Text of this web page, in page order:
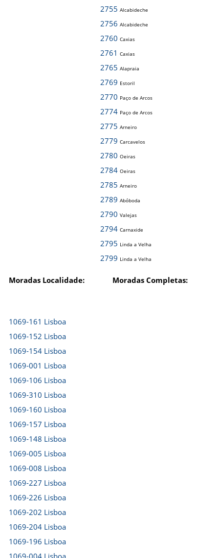
2755 Alcabideche
2756 Alcabideche
2760 Caxias
2761 Caxias
2765 Alapraia
2769 Estoril
2770 Paço de Arcos
2774 Paço de Arcos
2775 Arneiro
2779 Carcavelos
2780 Oeiras
2784 Oeiras
2785 Arneiro
2789 Abóboda
2790 Valejas
2794 Carnaxide
2795 Linda a Velha
2799 Linda a Velha
Moradas Localidade: Moradas Completas:
1069-161 Lisboa
1069-152 Lisboa
1069-154 Lisboa
1069-001 Lisboa
1069-106 Lisboa
1069-310 Lisboa
1069-160 Lisboa
1069-157 Lisboa
1069-148 Lisboa
1069-005 Lisboa
1069-008 Lisboa
1069-227 Lisboa
1069-226 Lisboa
1069-202 Lisboa
1069-204 Lisboa
1069-196 Lisboa
1069-004 Lisboa